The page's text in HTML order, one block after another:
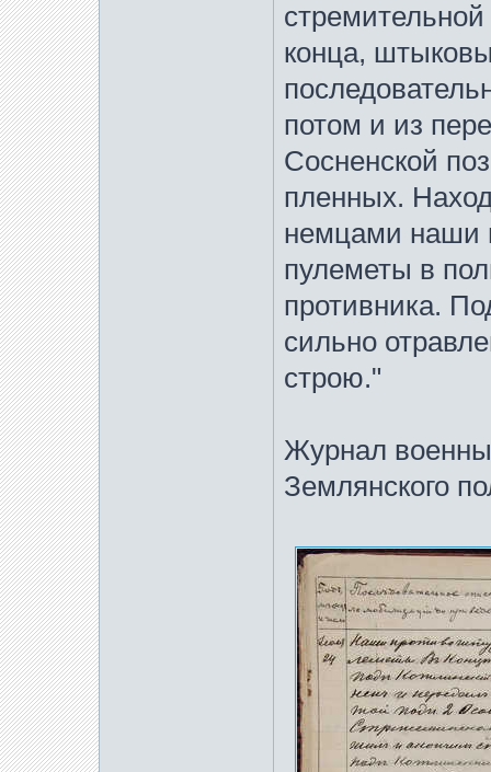
конца,
потом и из
Сосненской
пленных.
немцами наши
пулеметы в
противника.
сильно
строю."
Журнал
Землянского